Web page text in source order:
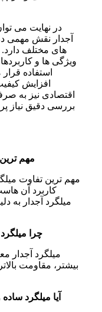
در نهایت می‌
آجدار نقش مهمی
های مختلف دارد.
ویژگی‌ ها و
استفاده
افزایش
اقتصادی نیز به
بررسی دقیق نیاز
مهم
مهم ترین تفاوت
کاربرد آن
میلگرد آجدار به
چرا
میلگرد آجدار
بیشتر، مقاومت
آیا میلگرد